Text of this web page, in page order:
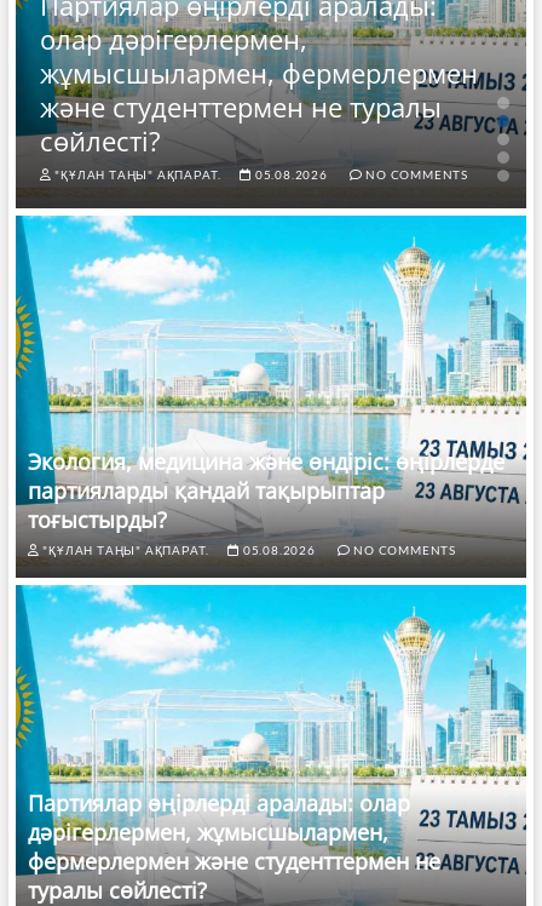
олар дәрігерлермен,
жұмысшылармен, фермерлермен
және студенттермен не туралы
сөйлесті?
"ҚҰЛАН ТАҢЫ" АҚПАРАТ. 05.08.2026 NO COMMENTS
Экология, медицина және өндіріс: өңірлерде
партияларды қандай тақырыптар
тоғыстырды?
"ҚҰЛАН ТАҢЫ" АҚПАРАТ. 05.08.2026 NO COMMENTS
Партиялар өңірлерді аралады: олар
дәрігерлермен, жұмысшылармен,
фермерлермен және студенттермен не
туралы сөйлесті?